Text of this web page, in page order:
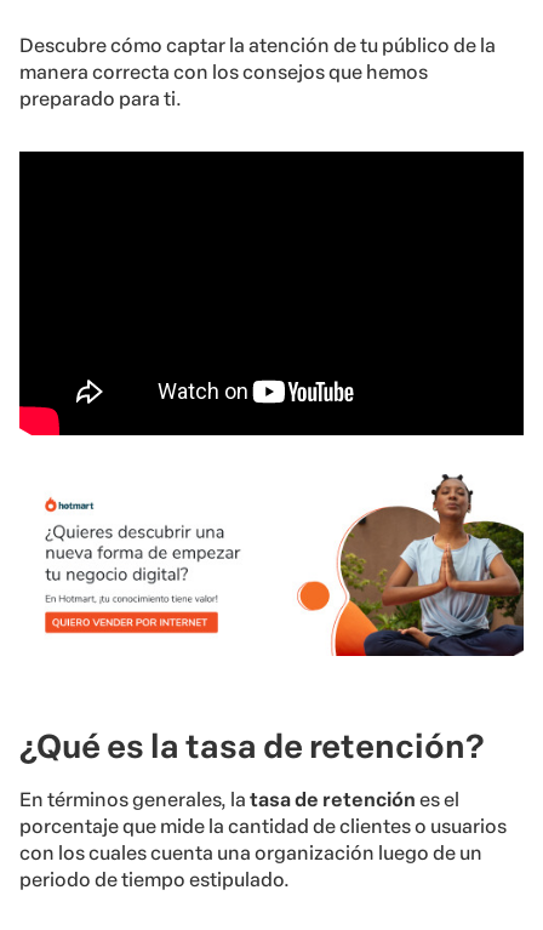
Descubre cómo captar la atención de tu público de la
manera correcta con los consejos que hemos
preparado para ti.
¿Qué es la tasa de retención?
En términos generales, la tasa de retención es el
porcentaje que mide la cantidad de clientes o usuarios
con los cuales cuenta una organización luego de un
periodo de tiempo estipulado.